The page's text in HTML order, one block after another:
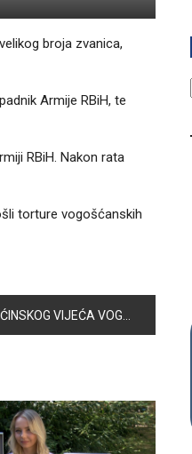
broja zvanica,
Armije RBiH, te
RBiH. Nakon rata
torture vogošćanskih
VIJEĆA VOGOŠĆA